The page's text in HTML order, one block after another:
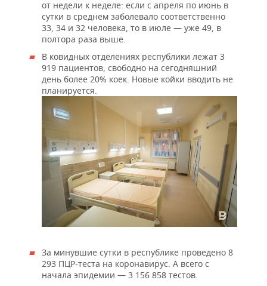
от недели к неделе: если с апреля по июнь в
сутки в среднем заболевало соответственно
33, 34 и 32 человека, то в июле — уже 49, в
полтора раза выше.
В ковидных отделениях республики лежат 3
919 пациентов, свободно на сегодняшний
день более 20% коек. Новые койки вводить не
планируется.
За минувшие сутки в республике проведено 8
293 ПЦР-теста на коронавирус. А всего с
начала эпидемии — 3 156 858 тестов.